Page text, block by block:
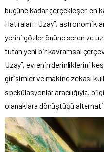
bugüne kadar gerçekleşen en
Hatıraları: Uzay”, astronomik
yerini gözler önüne seren ve
tutan yeni bir kavramsal
Uzay”, evrenin derinliklerini
girişimler ve makine zekası
spekülasyonlar aracılığıyla,
olanaklara dönüştüğü